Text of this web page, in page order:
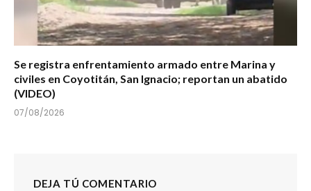
Se registra enfrentamiento armado entre Marina y
civiles en Coyotitán, San Ignacio; reportan un abatido
(VIDEO)
07/08/2026
DEJA TÚ COMENTARIO